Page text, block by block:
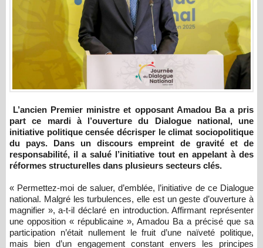
L’ancien Premier ministre et opposant Amadou Ba a pris
part ce mardi à l’ouverture du Dialogue national, une
initiative politique censée décrisper le climat sociopolitique
du pays. Dans un discours empreint de gravité et de
responsabilité, il a salué l’initiative tout en appelant à des
réformes structurelles dans plusieurs secteurs clés.
« Permettez-moi de saluer, d’emblée, l’initiative de ce Dialogue
national. Malgré les turbulences, elle est un geste d’ouverture à
magnifier », a-t-il déclaré en introduction. Affirmant représenter
une opposition « républicaine », Amadou Ba a précisé que sa
participation n’était nullement le fruit d’une naïveté politique,
mais bien d’un engagement constant envers les principes